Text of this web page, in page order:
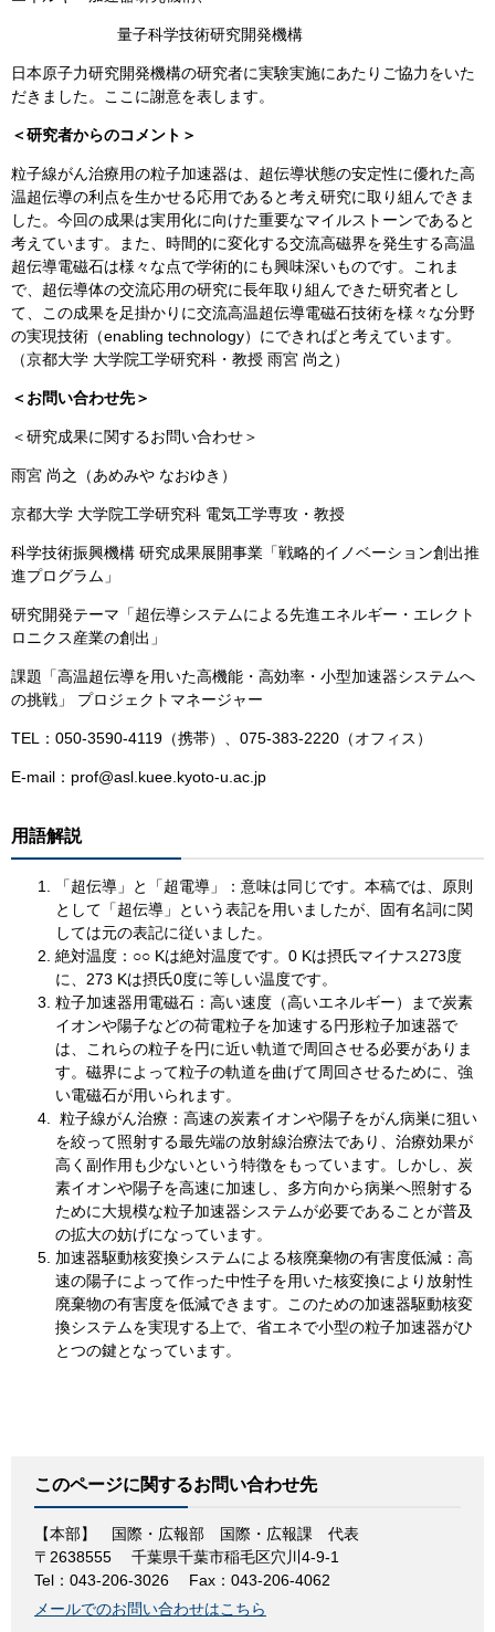
量子科学技術研究開発機構
日本原子力研究開発機構の研究者に実験実施にあたりご協力をいた
だきました。ここに謝意を表します。
＜研究者からのコメント＞
粒子線がん治療用の粒子加速器は、超伝導状態の安定性に優れた高
温超伝導の利点を生かせる応用であると考え研究に取り組んできま
した。今回の成果は実用化に向けた重要なマイルストーンであると
考えています。また、時間的に変化する交流高磁界を発生する高温
超伝導電磁石は様々な点で学術的にも興味深いものです。これま
で、超伝導体の交流応用の研究に長年取り組んできた研究者とし
て、この成果を足掛かりに交流高温超伝導電磁石技術を様々な分野
の実現技術（enabling technology）にできればと考えています。
（京都大学 大学院工学研究科・教授 雨宮 尚之）
＜お問い合わせ先＞
＜研究成果に関するお問い合わせ＞
雨宮 尚之（あめみや なおゆき）
京都大学 大学院工学研究科 電気工学専攻・教授
科学技術振興機構 研究成果展開事業「戦略的イノベーション創出推
進プログラム」
研究開発テーマ「超伝導システムによる先進エネルギー・エレクト
ロニクス産業の創出」
課題「高温超伝導を用いた高機能・高効率・小型加速器システムへ
の挑戦」 プロジェクトマネージャー
TEL：050-3590-4119（携帯）、075-383-2220（オフィス）
E-mail：prof@asl.kuee.kyoto-u.ac.jp
用語解説
「超伝導」と「超電導」：意味は同じです。本稿では、原則
として「超伝導」という表記を用いましたが、固有名詞に関
しては元の表記に従いました。
絶対温度：○○ Kは絶対温度です。0 Kは摂氏マイナス273度
に、273 Kは摂氏0度に等しい温度です。
粒子加速器用電磁石：高い速度（高いエネルギー）まで炭素
イオンや陽子などの荷電粒子を加速する円形粒子加速器で
は、これらの粒子を円に近い軌道で周回させる必要がありま
す。磁界によって粒子の軌道を曲げて周回させるために、強
い電磁石が用いられます。
粒子線がん治療：高速の炭素イオンや陽子をがん病巣に狙い
を絞って照射する最先端の放射線治療法であり、治療効果が
高く副作用も少ないという特徴をもっています。しかし、炭
素イオンや陽子を高速に加速し、多方向から病巣へ照射する
ために大規模な粒子加速器システムが必要であることが普及
の拡大の妨げになっています。
加速器駆動核変換システムによる核廃棄物の有害度低減：高
速の陽子によって作った中性子を用いた核変換により放射性
廃棄物の有害度を低減できます。このための加速器駆動核変
換システムを実現する上で、省エネで小型の粒子加速器がひ
とつの鍵となっています。
このページに関するお問い合わせ先
【本部】 国際・広報部 国際・広報課
代表
〒2638555
千葉県千葉市稲毛区穴川4-9-1
Tel：043-206-3026
Fax：043-206-4062
メールでのお問い合わせはこちら